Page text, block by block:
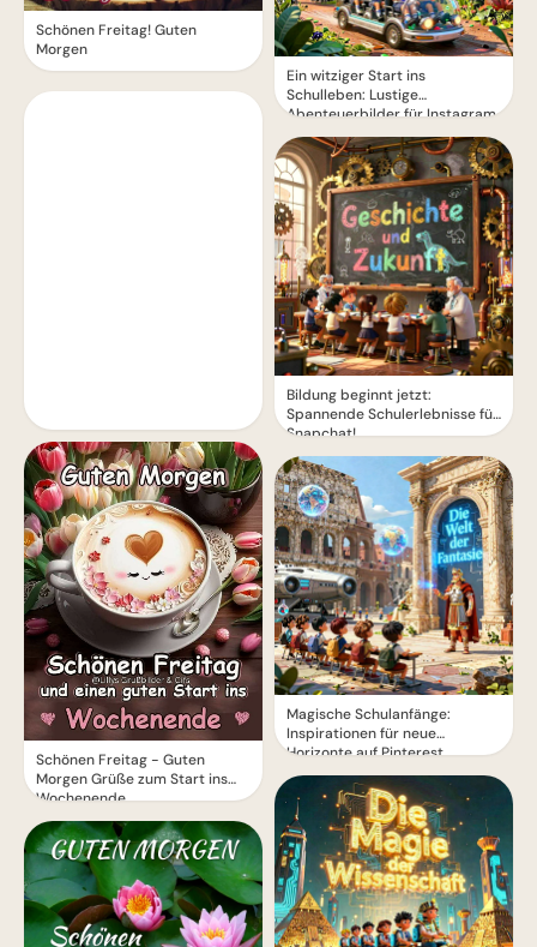
Schönen Freitag! Guten
Morgen
Schönen Freitag - Guten
Morgen Grüße zum Start ins
Wochenende
Ein witziger Start ins
Schulleben: Lustige
Abenteuerbilder für Instagram
Bildung beginnt jetzt:
Spannende Schulerlebnisse für
Snapchat!
Magische Schulanfänge:
Inspirationen für neue
Horizonte auf Pinterest